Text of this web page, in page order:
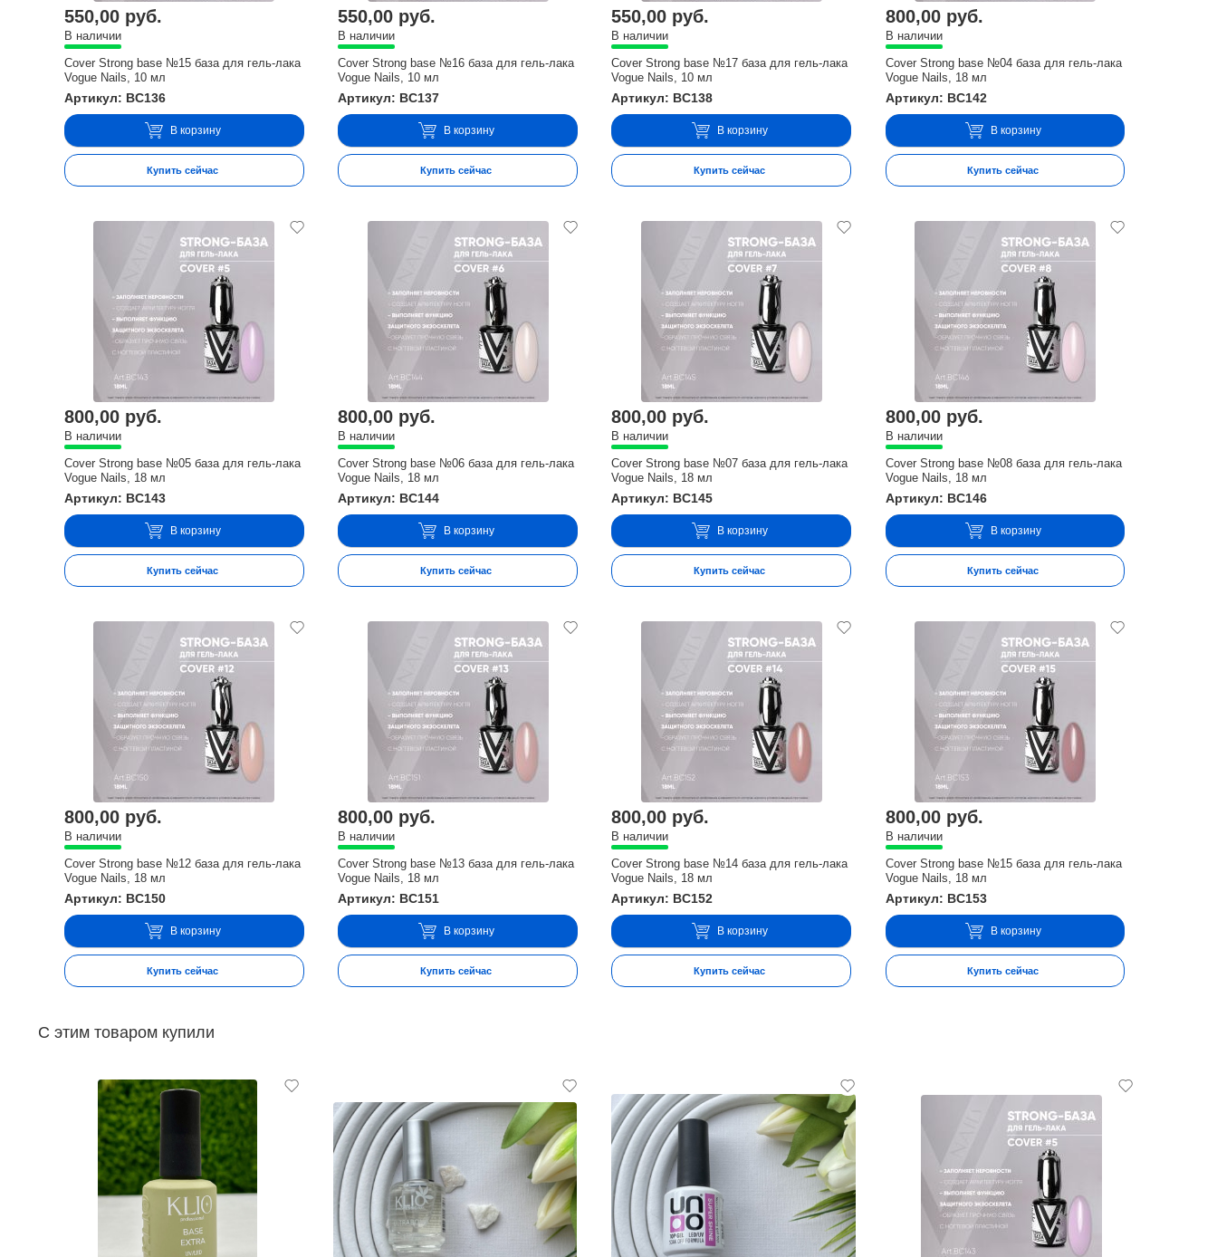
550,00 руб.
В наличии
Cover Strong base №15 база для гель-лака
Vogue Nails, 10 мл
Артикул: BC136
В корзину
Купить сейчас
550,00 руб.
В наличии
Cover Strong base №16 база для гель-лака
Vogue Nails, 10 мл
Артикул: BC137
В корзину
Купить сейчас
550,00 руб.
В наличии
Cover Strong base №17 база для гель-лака
Vogue Nails, 10 мл
Артикул: BC138
В корзину
Купить сейчас
800,00 руб.
В наличии
Cover Strong base №04 база для гель-лака
Vogue Nails, 18 мл
Артикул: BC142
В корзину
Купить сейчас
800,00 руб.
В наличии
Cover Strong base №05 база для гель-лака
Vogue Nails, 18 мл
Артикул: BC143
В корзину
Купить сейчас
800,00 руб.
В наличии
Cover Strong base №06 база для гель-лака
Vogue Nails, 18 мл
Артикул: BC144
В корзину
Купить сейчас
800,00 руб.
В наличии
Cover Strong base №07 база для гель-лака
Vogue Nails, 18 мл
Артикул: BC145
В корзину
Купить сейчас
800,00 руб.
В наличии
Cover Strong base №08 база для гель-лака
Vogue Nails, 18 мл
Артикул: BC146
В корзину
Купить сейчас
800,00 руб.
В наличии
Cover Strong base №12 база для гель-лака
Vogue Nails, 18 мл
Артикул: BC150
В корзину
Купить сейчас
800,00 руб.
В наличии
Cover Strong base №13 база для гель-лака
Vogue Nails, 18 мл
Артикул: BC151
В корзину
Купить сейчас
800,00 руб.
В наличии
Cover Strong base №14 база для гель-лака
Vogue Nails, 18 мл
Артикул: BC152
В корзину
Купить сейчас
800,00 руб.
В наличии
Cover Strong base №15 база для гель-лака
Vogue Nails, 18 мл
Артикул: BC153
В корзину
Купить сейчас
С этим товаром купили